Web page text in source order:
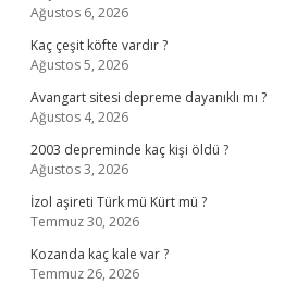
Ağustos 6, 2026
Kaç çeşit köfte vardır ?
Ağustos 5, 2026
Avangart sitesi depreme dayanıklı mı ?
Ağustos 4, 2026
2003 depreminde kaç kişi öldü ?
Ağustos 3, 2026
İzol aşireti Türk mü Kürt mü ?
Temmuz 30, 2026
Kozanda kaç kale var ?
Temmuz 26, 2026